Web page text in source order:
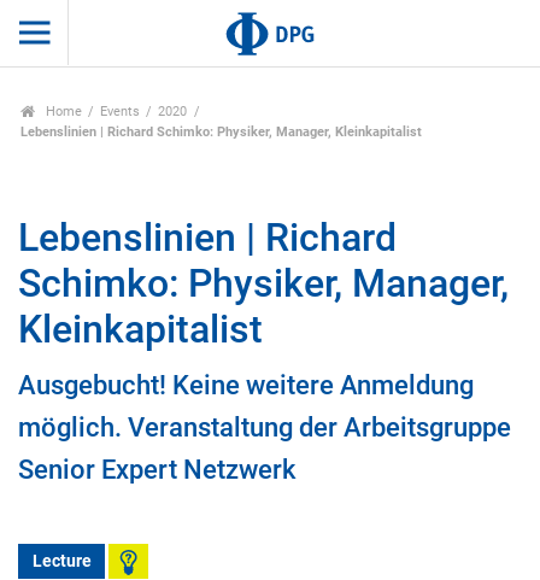
Home Events
2020
Lebenslinien | Richard Schimko: Physiker, Manager, Kleinkapitalist
Lebenslinien | Richard
Schimko: Physiker, Manager,
Kleinkapitalist
Ausgebucht! Keine weitere Anmeldung
möglich. Veranstaltung der Arbeitsgruppe
Senior Expert Netzwerk
Lecture